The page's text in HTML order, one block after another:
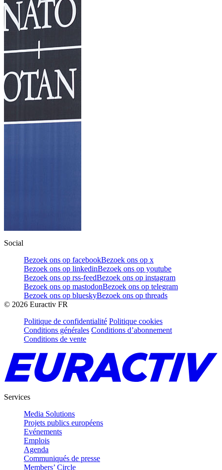
Social
Bezoek ons op facebookBezoek ons op x
Bezoek ons op linkedinBezoek ons op youtube
Bezoek ons op rss-feedBezoek ons op instagram
Bezoek ons op mastodonBezoek ons op telegram
Bezoek ons op blueskyBezoek ons op threads
© 2026 Euractiv FR
Politique de confidentialité Politique cookies
Conditions générales Conditions d’abonnement
Conditions de vente
Services
Media Solutions
Projets publics européens
Evénements
Emplois
Agenda
Communiqués de presse
Members’ Circle